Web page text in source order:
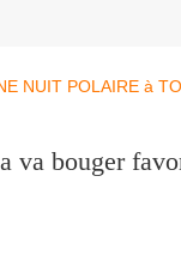
va bouger